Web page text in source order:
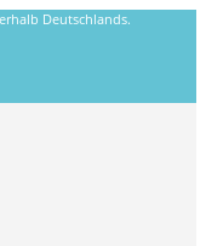
Deutschlands.